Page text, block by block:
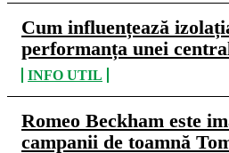
Cum influențează
performanța unei
INFO UTIL
Romeo Beckham este
campanii de toamnă